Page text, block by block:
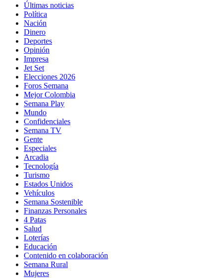
Últimas noticias
Política
Nación
Dinero
Deportes
Opinión
Impresa
Jet Set
Elecciones 2026
Foros Semana
Mejor Colombia
Semana Play
Mundo
Confidenciales
Semana TV
Gente
Especiales
Arcadia
Tecnología
Turismo
Estados Unidos
Vehículos
Semana Sostenible
Finanzas Personales
4 Patas
Salud
Loterías
Educación
Contenido en colaboración
Semana Rural
Mujeres